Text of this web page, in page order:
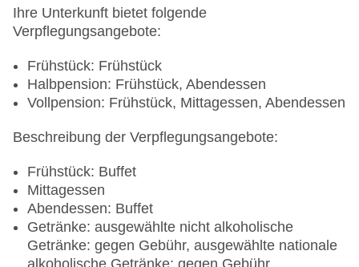
Ihre Unterkunft bietet folgende
Verpflegungsangebote:
Frühstück: Frühstück
Halbpension: Frühstück, Abendessen
Vollpension: Frühstück, Mittagessen, Abendessen
Beschreibung der Verpflegungsangebote:
Frühstück: Buffet
Mittagessen
Abendessen: Buffet
Getränke: ausgewählte nicht alkoholische
Getränke: gegen Gebühr, ausgewählte nationale